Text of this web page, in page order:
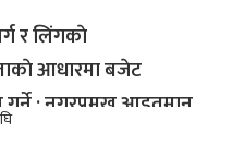
र लिंगकाे
आधारमा बजेट
गर्ने : नगरप्रमुख आइतमान